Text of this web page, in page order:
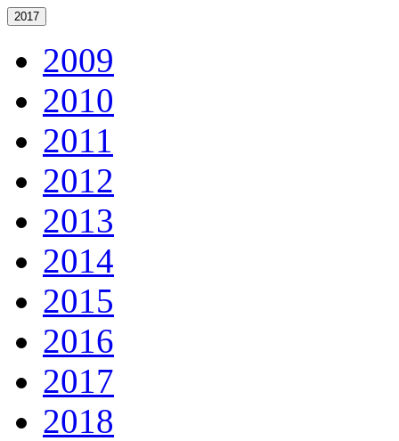
2017
2009
2010
2011
2012
2013
2014
2015
2016
2017
2018